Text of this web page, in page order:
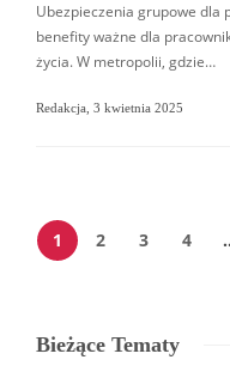
Ubezpieczenia grupowe dla
benefity ważne dla
życia. W metropolii, gdzie…
Redakcja 3 kwietnia 2025
1 2 3 4
Bieżące Tematy